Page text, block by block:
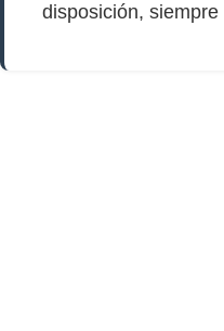
disposición,